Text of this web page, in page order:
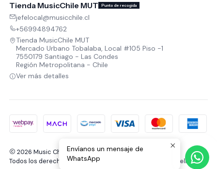
Tienda MusicChile MUT Punto de recogida
jefelocal@musicchile.cl
+56994894762
Tienda MusicChile MUT
Mercado Urbano Tobalaba, Local #105 Piso -1
7550179 Santiago - Las Condes
Región Metropolitana - Chile
Ver más detalles
2026 Music Chile.
Todos los derechos reservados.
Desarrollado por Jumpseller.
Envíanos un mensaje de
WhatsApp